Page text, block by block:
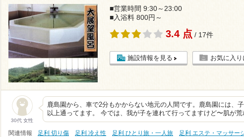
■営業時間 9:30～23:00
■入浴料 800円～
3.4 点 / 17件
施設情報を見る お気に入り
30代 女性
鹿島園から、車で2分もかからない地元の人間です。鹿島園には、
以上通ってます。 今では、我が子を連れて行ってますけど〜肌が
関連情報 足利 切り傷 足利 冷え性 足利 ひとり旅・一人旅
足利 エステ・マッサー